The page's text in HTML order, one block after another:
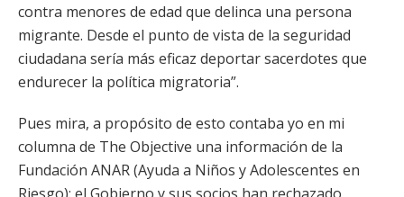
contra menores de edad que delinca una persona
migrante. Desde el punto de vista de la seguridad
ciudadana sería más eficaz deportar sacerdotes que
endurecer la política migratoria”.
Pues mira, a propósito de esto contaba yo en mi
columna de The Objective una información de la
Fundación ANAR (Ayuda a Niños y Adolescentes en